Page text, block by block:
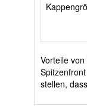
Vorteile
stellen,